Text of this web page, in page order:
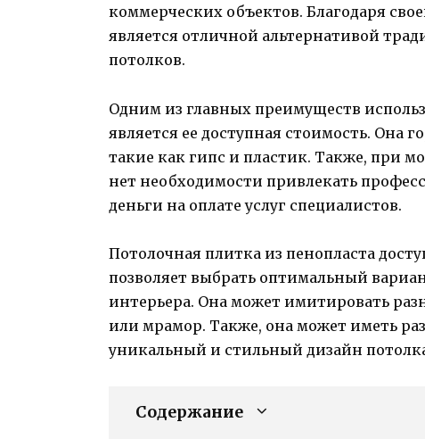
коммерческих объектов. Благодаря
является отличной альтернативой
потолков.
Одним из главных преимуществ
является ее доступная стоимость. Она
такие как гипс и пластик. Также, при
нет необходимости привлекать
деньги на оплате услуг специалистов.
Потолочная плитка из пенопласта
позволяет выбрать оптимальный
интерьера. Она может имитировать
или мрамор. Также, она может иметь
уникальный и стильный дизайн
Содержание